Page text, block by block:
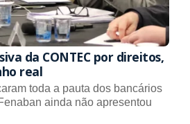
da CONTEC por direitos,
real
toda a pauta dos bancários
ainda não apresentou